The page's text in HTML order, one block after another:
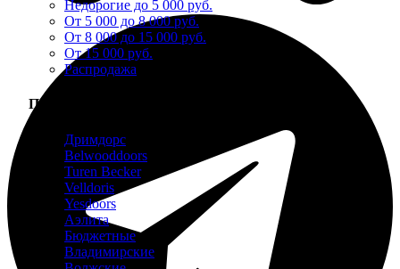
Недорогие до 5 000 руб.
От 5 000 до 8 000 руб.
От 8 000 до 15 000 руб.
От 15 000 руб.
Распродажа
Производители
Дримдорс
Belwooddoors
Turen Becker
Velldoris
Yesdoors
Аэлита
Бюджетные
Владимирские